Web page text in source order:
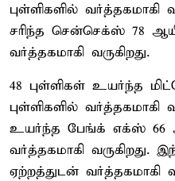
புள்ளிகளில் வர்த்தகமாகி
சரிந்த சென்செக்ஸ் 78
வர்த்தகமாகி வருகிறது.
48 புள்ளிகள் உயர்ந்த
புள்ளிகளில் வர்த்தகமாகி
உயர்ந்த பேங்க் எக்ஸ் 66
வர்த்தகமாகி வருகிறது.
ஏற்றத்துடன் வர்த்தகமாகி